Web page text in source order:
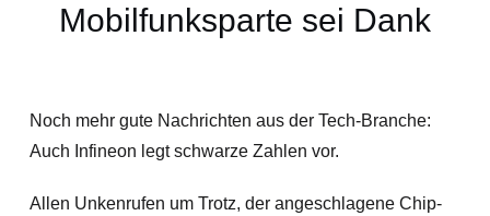
Mobilfunksparte sei Dank
Noch mehr gute Nachrichten aus der Tech-Branche:
Auch Infineon legt schwarze Zahlen vor.
Allen Unkenrufen um Trotz, der angeschlagene Chip-